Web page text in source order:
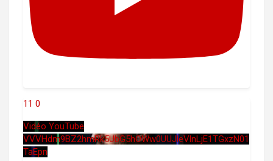
11 0
Vidéo YouTube
VVVHdm9BZ2hmRk5UbG5hOWw0UUJleVlnLjE1TGxzN01
TaEpn